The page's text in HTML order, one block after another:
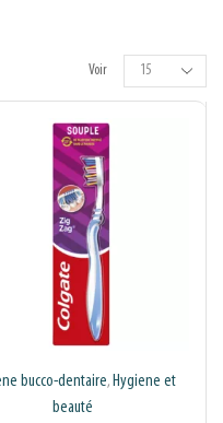
Voir
bucco-dentaire, Hygiene et
beauté